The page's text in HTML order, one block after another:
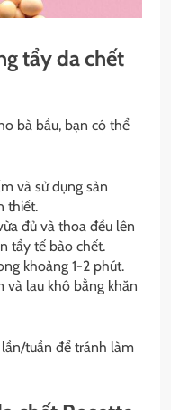
tẩy da chết
bà bầu, bạn có thể
và sử dụng sản
thiết.
đủ và thoa đều lên
tẩy tế bào chết.
khoảng 1-2 phút.
và lau khô bằng khăn
lần/tuần để tránh làm